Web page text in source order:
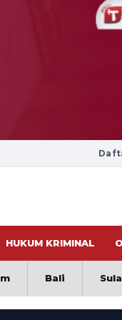
HUKUM KRIMINAL
Bali